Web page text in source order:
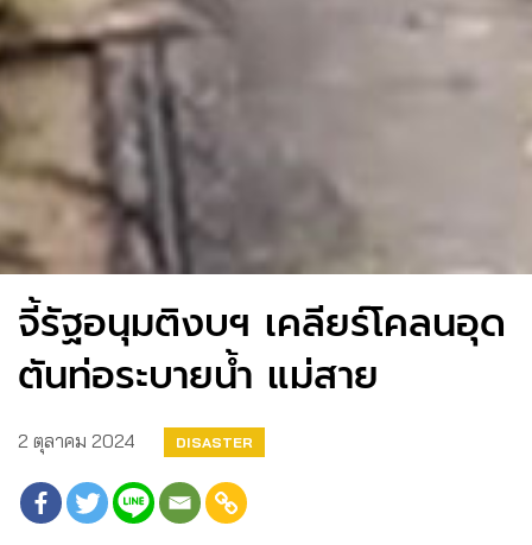
จี้รัฐอนุมติงบฯ เคลียร์โคลนอุด
ตันท่อระบายน้ำ แม่สาย
2 ตุลาคม 2024 DISASTER